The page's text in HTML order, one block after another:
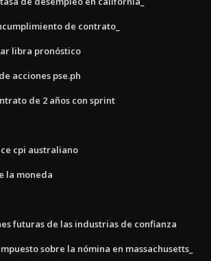
de contrato_
libra pronóstico
acciones pse.ph
de 2 años con sprint
cpi australiano
la moneda
futuras de las industrias de confianza
sobre la nómina en massachusetts_